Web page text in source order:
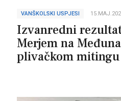
VANŠKOLSKI USPJESI
Izvanredni
Merjem na
plivačkom mitingu